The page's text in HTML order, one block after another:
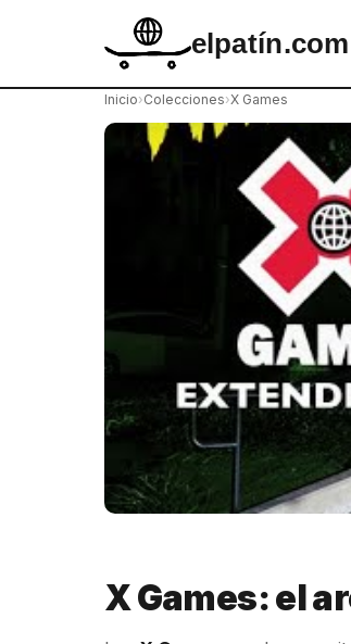
elpatín.com
Inicio›Colecciones›X Games
X Games: el